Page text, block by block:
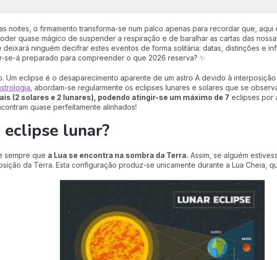
noites, o firmamento transforma-se num palco apenas para recordar que, aqui
quase mágico de suspender a respiração e de baralhar as cartas das
deixará ninguém decifrar estes eventos de forma solitária: datas, distinções e
se-á preparado para compreender o que 2026 reserva? ✨
Um eclipse é o desaparecimento aparente de um astro A devido à
, abordam-se regularmente os eclipses lunares e solares que se
(2 solares e 2 lunares), podendo atingir-se um máximo de 7 eclipses por
quase perfeitamente alinhados!
eclipse lunar?
sempre que a Lua se encontra na sombra da Terra. Assim, se alguém
da Terra. Esta configuração produz-se unicamente durante a Lua Cheia,